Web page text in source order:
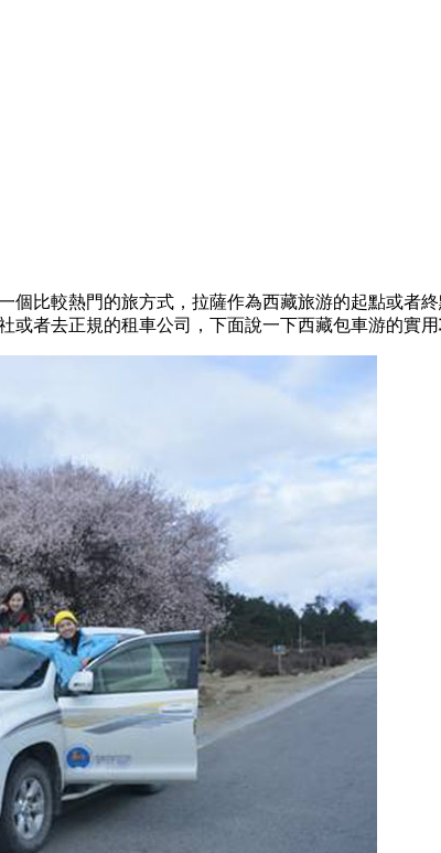
個比較熱門的旅方式，拉薩作為西藏旅游的起點或者
或者去正規的租車公司，下面說一下西藏包車游的實用